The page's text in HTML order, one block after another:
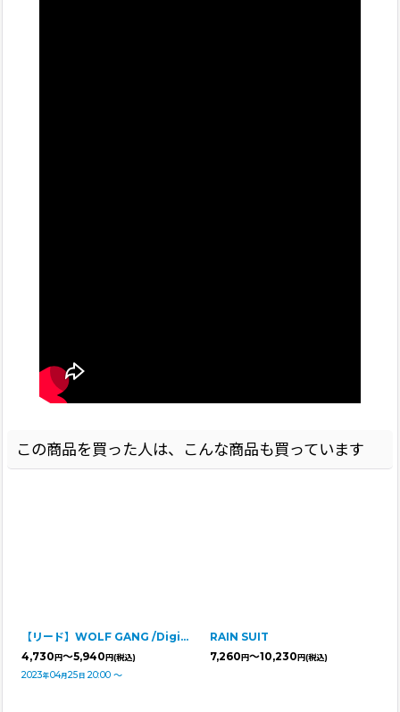
この商品を買った人は、こんな商品も買っています
【リード】WOLF GANG /DigiFloral LEASH
4,730円～5,940円(税込)
2023年04月25 日 20:00 ～
RAIN SUIT
7,260円～10,230円(税込)